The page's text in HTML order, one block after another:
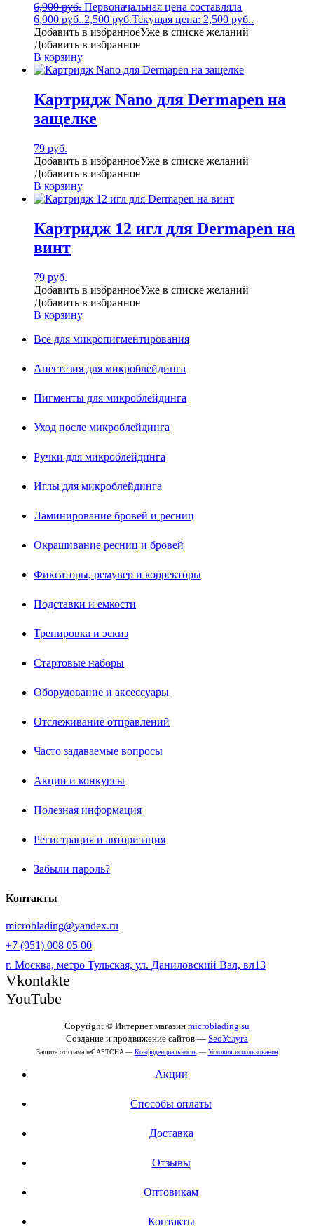
6,900руб. Первоначальная цена составляла
6,900 руб..2,500 руб.Текущая цена: 2,500 руб..
Добавить в избранноеУже в списке желаний
Добавить в избранное
В корзину
Картридж Nano для Dermapen на
защелке
79 руб.
Добавить в избранноеУже в списке желаний
Добавить в избранное
В корзину
Картридж 12 игл для Dermapen на
винт
79 руб.
Добавить в избранноеУже в списке желаний
Добавить в избранное
В корзину
Все для микропигментирования
Анестезия для микроблейдинга
Пигменты для микроблейдинга
Уход после микроблейдинга
Ручки для микроблейдинга
Иглы для микроблейдинга
Ламинирование бровей и ресниц
Окрашивание ресниц и бровей
Фиксаторы, ремувер и корректоры
Подставки и емкости
Тренировка и эскиз
Стартовые наборы
Оборудование и аксессуары
Отслеживание отправлений
Часто задаваемые вопросы
Акции и конкурсы
Полезная информация
Регистрация и авторизация
Забыли пароль?
Контакты
microblading@yandex.ru
+7 (951) 008 05 00
г. Москва, метро Тульская, ул. Даниловский Вал, вл13
Vkontakte
YouTube
Copyright © Интернет магазин microblading.su
Создание и продвижение сайтов — SeoУслуга
Защита от спама reCAPTCHA — Конфиденциальность— Условия использования
Акции
Способы оплаты
Доставка
Отзывы
Оптовикам
Контакты